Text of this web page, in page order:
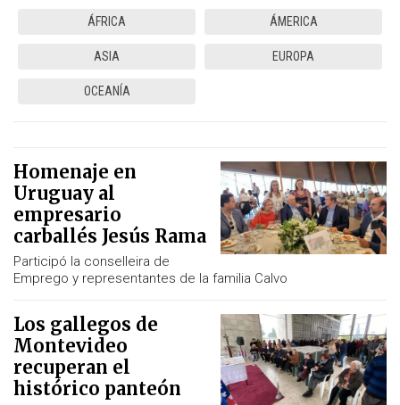
ÁFRICA ÁMERICA
ASIA EUROPA
OCEANÍA
Homenaje en
Uruguay al
empresario
carballés Jesús Rama
Participó la conselleira de
Emprego y representantes de la familia Calvo
Los gallegos de
Montevideo
recuperan el
histórico panteón